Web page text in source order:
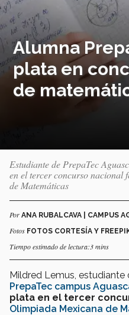
Alumna
plata en
de
Estudiante de PrepaTec
en el tercer concurso nacional
de Matemáticas
Por ANA RUBALCAVA | CAMPUS
Fotos FOTOS CORTESÍA Y
Tiempo estimado de lectura:3 mins
Mildred Lemus,
PrepaTec campus
plata en el tercer
Olimpiada Mexicana de